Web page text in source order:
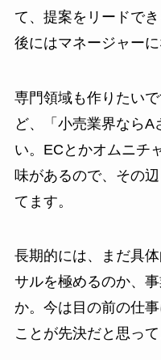
て、提案をリードで
後にはマネージャーに
専門領域も作りたい
ど、「小売業界ならA
い。ECとかオムニチ
味があるので、その
てます。
長期的には、まだ具
サルを極めるのか、
か。今は目の前の仕
ことが先決だと思って